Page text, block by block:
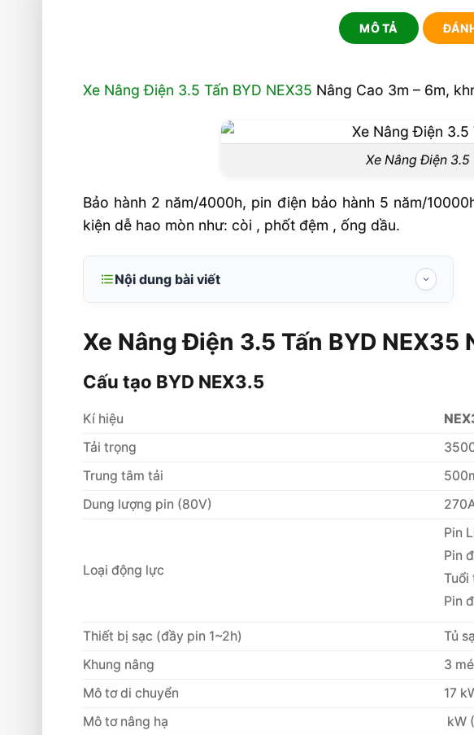
MÔ TẢ
Xe Nâng Điện 3.5 Tấn BYD NEX35 Nâng Cao 3m – 6m,
Xe Nâng Điện 3.5
Bảo hành 2 năm/4000h, pin điện bảo hành 5 năm/
kiện dễ hao mòn như: còi , phốt đệm , ống dầu.
Nội dung bài viết
Pin Lithium
Ưu điểm BYD NEX35
Sức mạnh thương hiệu BYD
Về thương hiệu
Cấu hình kĩ thuật
Dịch vụ hậu mãi chính hãng BYD
Sửa chữa gấp
Dịch vụ kiểm tra sự cố
Xe Nâng Điện 3.5 Tấn BYD
Cấu tạo BYD NEX3.5
Kí hiệu
Tải trọng
Trung tâm tải
Dung lượng pin (80V)
Loại động lực
Pin
Pin
Tuổi
Pin
Thiết bị sạc (đầy pin 1~2h)
Tủ
Khung nâng
3
Mô tơ di chuyển
17
Mô tơ nâng hạ
kW